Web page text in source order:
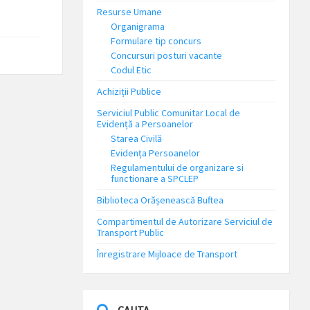
Resurse Umane
Organigrama
Formulare tip concurs
Concursuri posturi vacante
Codul Etic
Achiziții Publice
Serviciul Public Comunitar Local de
Evidență a Persoanelor
Starea Civilă
Evidența Persoanelor
Regulamentului de organizare si
functionare a SPCLEP
Biblioteca Orășenească Buftea
Compartimentul de Autorizare Serviciul de
Transport Public
Înregistrare Mijloace de Transport